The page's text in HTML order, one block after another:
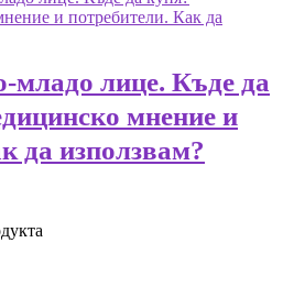
младо лице. Къде да
мнение и
да използвам?